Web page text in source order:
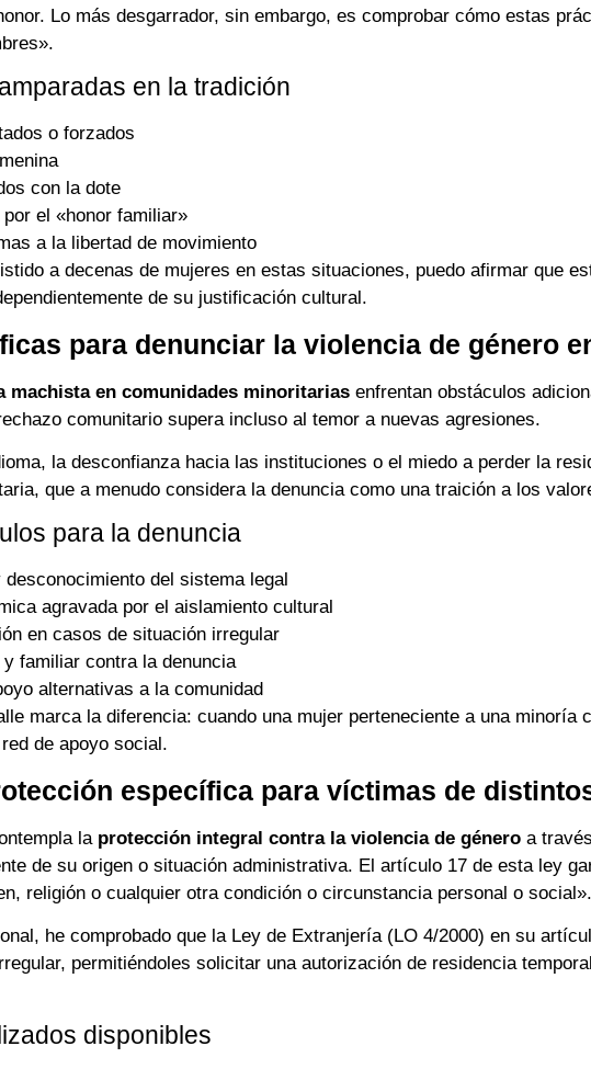
Lo más desgarrador, sin embargo, es comprobar cómo estas
en la tradición
o forzados
con la dote
el «honor familiar»
a la libertad de movimiento
a decenas de mujeres en estas situaciones, puedo afirmar que
de su justificación cultural.
para denunciar la violencia de género
machista en comunidades minoritarias enfrentan obstáculos
comunitario supera incluso al temor a nuevas agresiones.
la desconfianza hacia las instituciones o el miedo a perder la
que a menudo considera la denuncia como una traición a los
para la denuncia
del sistema legal
agravada por el aislamiento cultural
en casos de situación irregular
familiar contra la denuncia
alternativas a la comunidad
marca la diferencia: cuando una mujer perteneciente a una
de apoyo social.
específica para víctimas de
la protección integral contra la violencia de género a
de su origen o situación administrativa. El artículo 17 de esta ley
religión o cualquier otra condición o circunstancia personal o social».
he comprobado que la Ley de Extranjería (LO 4/2000) en su
permitiéndoles solicitar una autorización de residencia
disponibles